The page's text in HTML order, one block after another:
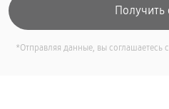
*Отправляя данные, вы соглашаетесь с